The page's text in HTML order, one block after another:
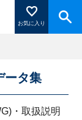
お気に入り
すと登録した
ータ集
・取扱説明